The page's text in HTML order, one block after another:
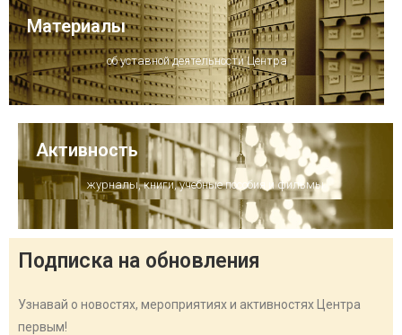
Материалы
об уставной деятельности Центра
Активность
журналы, книги, учебные пособия и фильмы
Подписка на обновления
Узнавай о новостях, мероприятиях и активностях Центра
первым!